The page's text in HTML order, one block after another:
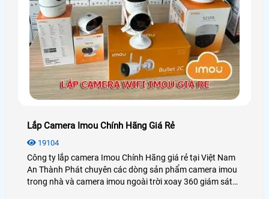
Lắp Camera Imou Chính Hãng Giá Rẻ
19104
Công ty lắp camera Imou Chính Hãng giá rẻ tại Việt Nam
An Thành Phát chuyên các dòng sản phẩm camera imou
trong nhà và camera imou ngoài trời xoay 360 giám sát